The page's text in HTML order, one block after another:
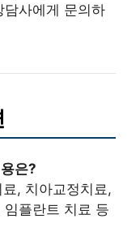
사에게 문의하
은?
, 치아교정치료,
플란트 치료 등